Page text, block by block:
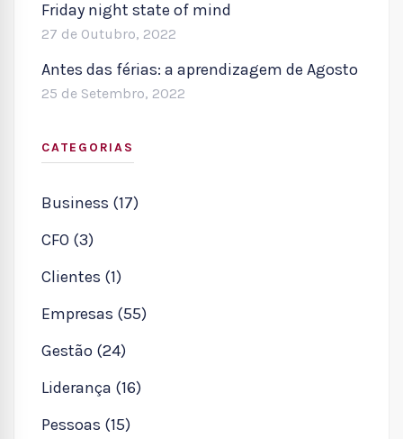
Friday night state of mind
27 de Outubro, 2022
Antes das férias: a aprendizagem de Agosto
25 de Setembro, 2022
CATEGORIAS
Business (17)
CFO (3)
Clientes (1)
Empresas (55)
Gestão (24)
Liderança (16)
Pessoas (15)